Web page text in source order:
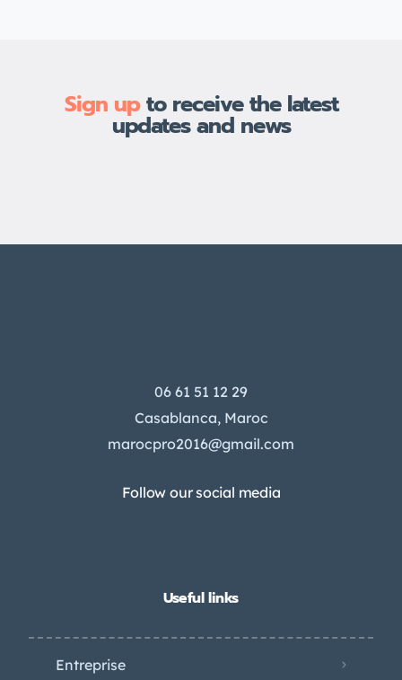
de température. Au Maroc, où les […]
Sign upto receive the latest
updates and news
06 61 51 12 29
Casablanca, Maroc
marocpro2016@gmail.com
Follow our social media
Useful links
Entreprise